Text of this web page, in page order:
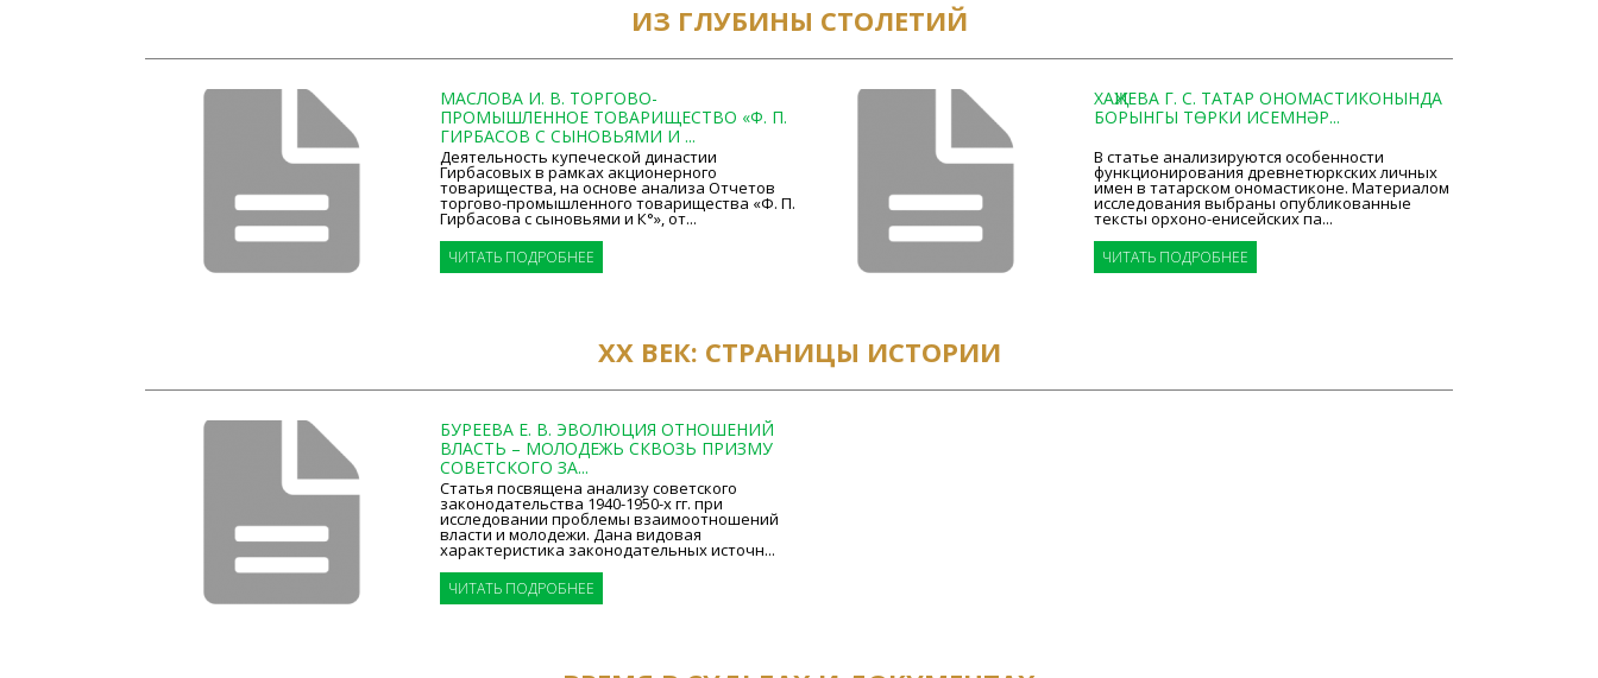
ИЗ ГЛУБИНЫ СТОЛЕТИЙ
МАСЛОВА И. В. ТОРГОВО-
ПРОМЫШЛЕННОЕ ТОВАРИЩЕСТВО «Ф. П.
ГИРБАСОВ С СЫНОВЬЯМИ И ...
Деятельность купеческой династии
Гирбасовых в рамках акционерного
товарищества, на основе анализа Отчетов
торгово-­промышленного товарищества «Ф. П.
Гирбасова с сыновьями и К°», от...
ЧИТАТЬ ПОДРОБНЕЕ
ХАҖИЕВА Г. С. ТАТАР ОНОМАСТИКОНЫНДА
БОРЫНГЫ ТӨРКИ ИСЕМНӘР...
В статье анализируются особенности
функционирования древнетюркских личных
имен в татарском ономастиконе. Материалом
исследования выбраны опубликованные
тексты орхоно-­енисейских па...
ЧИТАТЬ ПОДРОБНЕЕ
ХХ ВЕК: СТРАНИЦЫ ИСТОРИИ
БУРЕЕВА Е. В. ЭВОЛЮЦИЯ ОТНОШЕНИЙ
ВЛАСТЬ – МОЛОДЕЖЬ СКВОЗЬ ПРИЗМУ
СОВЕТСКОГО ЗА...
Статья посвящена анализу советского
законодательства 1940-1950-х гг. при
исследовании проблемы взаимоотношений
власти и молодежи. Дана видовая
характеристика законодательных источн...
ЧИТАТЬ ПОДРОБНЕЕ